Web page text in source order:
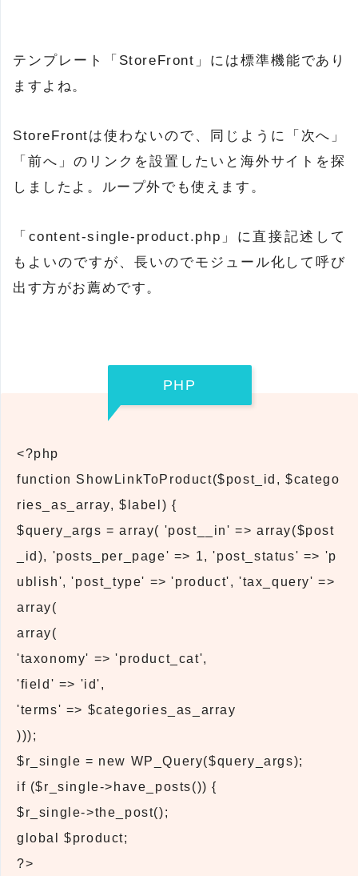
テンプレート「StoreFront」には標準機能であり
ますよね。
StoreFrontは使わないので、同じように「次へ」
「前へ」のリンクを設置したいと海外サイトを探
しましたよ。ループ外でも使えます。
「content-single-product.php」に直接記述して
もよいのですが、長いのでモジュール化して呼び
出す方がお薦めです。
PHP
<?php
function ShowLinkToProduct($post_id, $catego
ries_as_array, $label) {
$query_args = array( 'post__in' => array($post
_id), 'posts_per_page' => 1, 'post_status' => 'p
ublish', 'post_type' => 'product', 'tax_query' =>
array(
array(
'taxonomy' => 'product_cat',
'field' => 'id',
'terms' => $categories_as_array
)));
$r_single = new WP_Query($query_args);
if ($r_single->have_posts()) {
$r_single->the_post();
global $product;
?>